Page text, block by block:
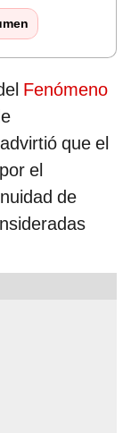
Fenómeno
que el
el
de